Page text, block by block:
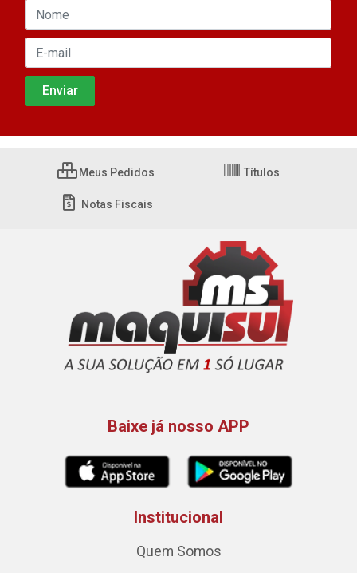
Meus Pedidos Títulos
Notas Fiscais
Baixe já nosso APP
Institucional
Quem Somos